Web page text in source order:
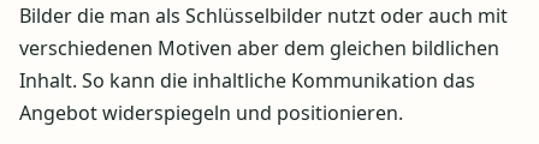
Bilder die man als Schlüsselbilder nutzt oder auch mit
verschiedenen Motiven aber dem gleichen bildlichen
Inhalt. So kann die inhaltliche Kommunikation das
Angebot widerspiegeln und positionieren.